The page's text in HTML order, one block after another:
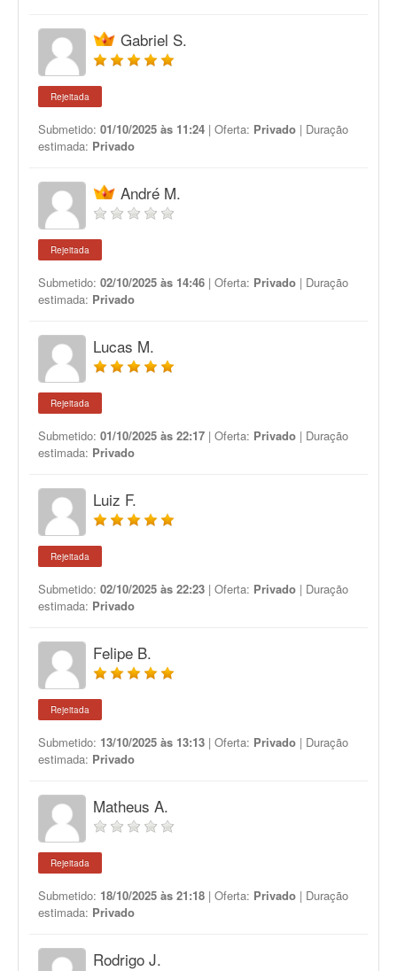
Gabriel S.
Rejeitada
Submetido: 01/10/2025 às 11:24 | Oferta: Privado | Duração
estimada: Privado
André M.
Rejeitada
Submetido: 02/10/2025 às 14:46 | Oferta: Privado | Duração
estimada: Privado
Lucas M.
Rejeitada
Submetido: 01/10/2025 às 22:17 | Oferta: Privado | Duração
estimada: Privado
Luiz F.
Rejeitada
Submetido: 02/10/2025 às 22:23 | Oferta: Privado | Duração
estimada: Privado
Felipe B.
Rejeitada
Submetido: 13/10/2025 às 13:13 | Oferta: Privado | Duração
estimada: Privado
Matheus A.
Rejeitada
Submetido: 18/10/2025 às 21:18 | Oferta: Privado | Duração
estimada: Privado
Rodrigo J.